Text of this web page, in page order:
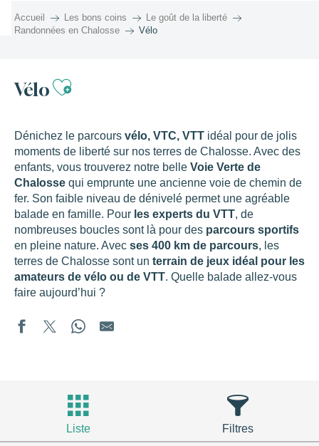
Accueil Les bons coins
Le goût de la liberté
Randonnées en Chalosse
Vélo
VéloAjouter aux favoris
Dénichez le parcours vélo, VTC, VTT idéal pour de jolis
moments de liberté sur nos terres de Chalosse. Avec des
enfants, vous trouverez notre belle Voie Verte de
Chalosse qui emprunte une ancienne voie de chemin de
fer. Son faible niveau de dénivelé permet une agréable
balade en famille. Pour les experts du VTT, de
nombreuses boucles sont là pour des parcours sportifs
en pleine nature. Avec ses 400 km de parcours, les
terres de Chalosse sont un terrain de jeux idéal pour les
amateurs de vélo ou de VTT. Quelle balade allez-vous
faire aujourd’hui ?
Liste Filtres